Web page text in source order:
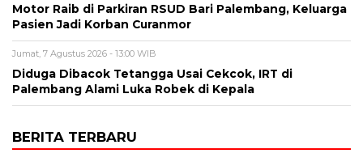
Motor Raib di Parkiran RSUD Bari Palembang, Keluarga
Pasien Jadi Korban Curanmor
Jumat, 7 Agustus 2026 - 13:00 WIB
Diduga Dibacok Tetangga Usai Cekcok, IRT di
Palembang Alami Luka Robek di Kepala
BERITA TERBARU